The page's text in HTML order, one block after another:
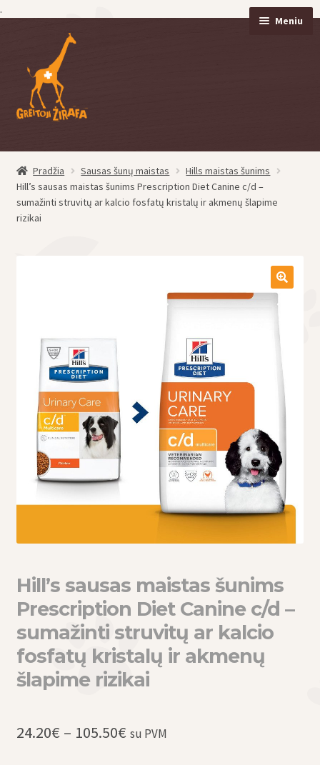
.
meniu
turinio
Meniu
Pradžia Sausas šunų maistas
Hills maistas šunims
Hill’s sausas maistas šunims Prescription Diet Canine c/d –
sumažinti struvitų ar kalcio fosfatų kristalų ir akmenų šlapime
rizikai
Hill’s sausas maistas šunims
Prescription Diet Canine c/d –
sumažinti struvitų ar kalcio
fosfatų kristalų ir akmenų
šlapime rizikai
24.20€ – 105.50€Price
su PVM